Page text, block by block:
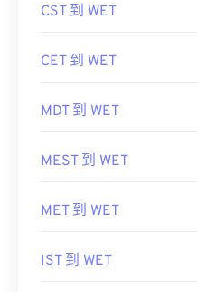
CST 到 WET
CET 到 WET
MDT 到 WET
MEST 到 WET
MET 到 WET
IST 到 WET